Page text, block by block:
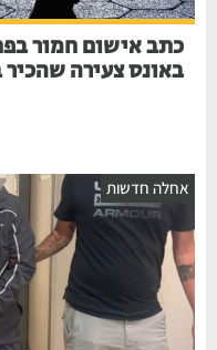
כתב אישום חמור
באונס צעירה שהכיר
אחלה חדשות